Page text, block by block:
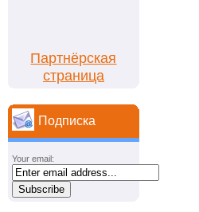
Партнёрская
страница
Подписка
Your email: